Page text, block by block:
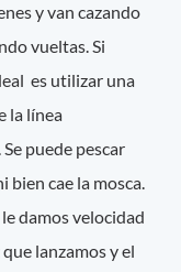
y van cazando
vueltas. Si
es utilizar una
la línea
puede pescar
bien cae la mosca.
damos velocidad
lanzamos y el